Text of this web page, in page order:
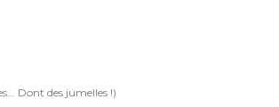
Dont des jumelles !)